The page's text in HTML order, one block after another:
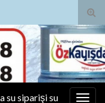
su siparişi su